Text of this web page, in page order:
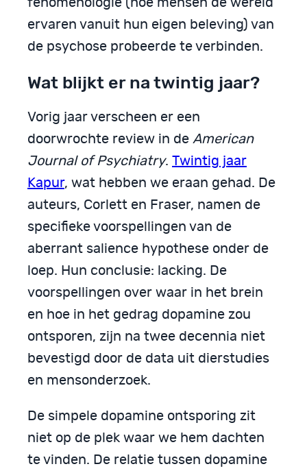
ervaren vanuit hun eigen beleving) van
de psychose probeerde te verbinden.
Wat blijkt er na twintig jaar?
Vorig jaar verscheen er een
doorwrochte review in de American
Journal of Psychiatry. Twintig jaar
Kapur, wat hebben we eraan gehad. De
auteurs, Corlett en Fraser, namen de
specifieke voorspellingen van de
aberrant salience hypothese onder de
loep. Hun conclusie: lacking. De
voorspellingen over waar in het brein
en hoe in het gedrag dopamine zou
ontsporen, zijn na twee decennia niet
bevestigd door de data uit dierstudies
en mensonderzoek.
De simpele dopamine ontsporing zit
niet op de plek waar we hem dachten
te vinden. De relatie tussen dopamine